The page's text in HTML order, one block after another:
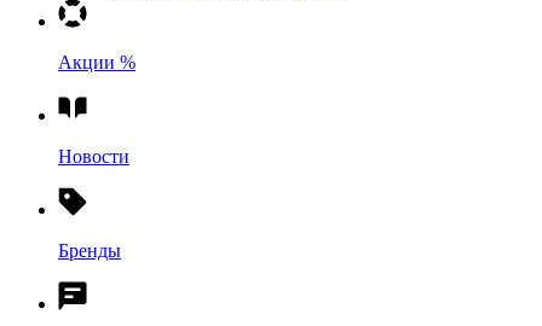
Акции %
Новости
Бренды